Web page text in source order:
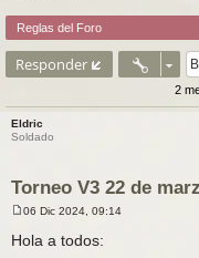
Reglas del Foro
Responder
2
Eldric
Soldado
Torneo V3 22 de
n
06 Dic 2024, 09:14
Hola a todos: